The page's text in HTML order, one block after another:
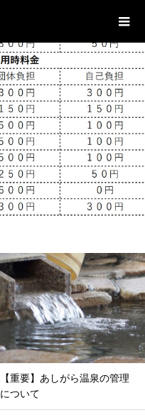
【重要】あしがら温泉の管理
について